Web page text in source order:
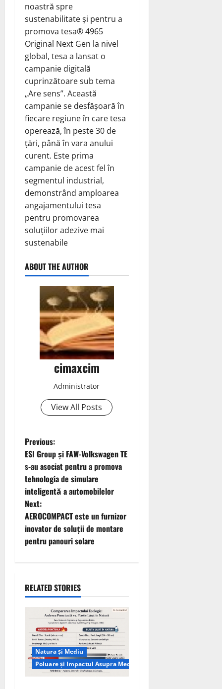
noastră spre
sustenabilitate și pentru a
promova tesa® 4965
Original Next Gen la nivel
global, tesa a lansat o
campanie digitală
cuprinzătoare sub tema
„Are sens”. Această
campanie se desfășoară în
fiecare regiune în care tesa
operează, în peste 30 de
țări, până în vara anului
curent. Este prima
campanie de acest fel în
segmentul industrial,
demonstrând amploarea
angajamentului tesa
pentru promovarea
soluțiilor adezive mai
sustenabile
ABOUT THE AUTHOR
cimaxcim
Administrator
View All Posts
P
o
s
t
n
a
i
g
a
t
i
Previous:
ESI Group și FAW-Volkswagen TE
s-au asociat pentru a promova
tehnologia de simulare
inteligentă a automobilelor
Next:
AEROCOMPACT este un furnizor
inovator de soluții de montare
pentru panouri solare
RELATED STORIES
Natura și Mediu
Poluare și Impactul Asupra Mediului